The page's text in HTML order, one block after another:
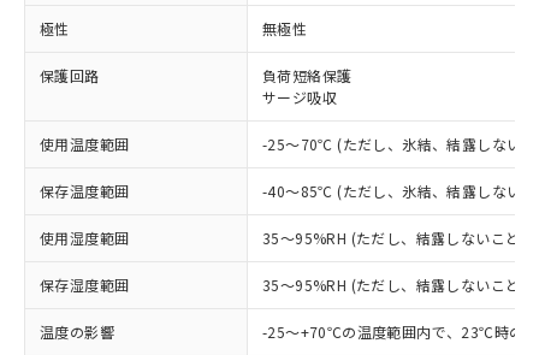
極性 無極性
保護回路
負荷短絡保護
サージ吸収
使用温度範囲 -25～70℃ (ただし、氷結、結露しない
保存温度範囲 -40～85℃ (ただし、氷結、結露しない
使用湿度範囲 35～95%RH (ただし、結露しないこと)
保存湿度範囲 35～95%RH (ただし、結露しないこと)
温度の影響 -25～+70℃の温度範囲内で、23℃時の
ご利用条件
ご利用ください。
本サービスは、当社制御機器事業取扱
対応済み：EU RoHS指令（10物質）の
非含有に対応した製品が提供可能な商品で
す。
有に対応した製品に切り替える予定のある
商品です。
対応予定なし：EU RoHS指令（10物質）の
非含有に非対応の商品で、対応品を出す予
調査・確認中：EU RoHS指令（10物質）の